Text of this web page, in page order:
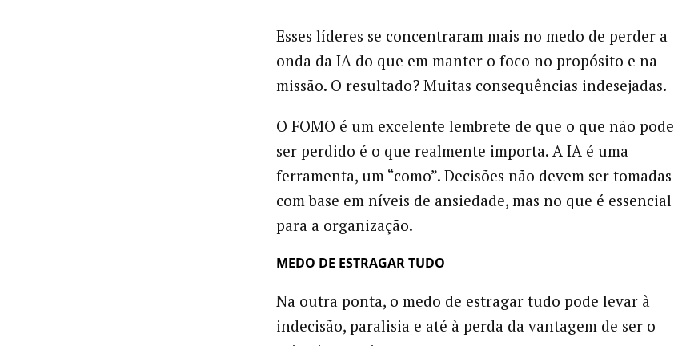
Esses líderes se concentraram mais no medo de perder a
onda da IA do que em manter o foco no propósito e na
missão. O resultado? Muitas consequências indesejadas.
O FOMO é um excelente lembrete de que o que não pode
ser perdido é o que realmente importa. A IA é uma
ferramenta, um “como”. Decisões não devem ser tomadas
com base em níveis de ansiedade, mas no que é essencial
para a organização.
MEDO DE ESTRAGAR TUDO
Na outra ponta, o medo de estragar tudo pode levar à
indecisão, paralisia e até à perda da vantagem de ser o